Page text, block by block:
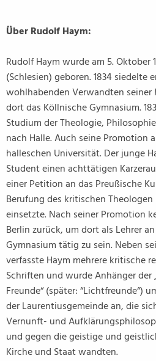
Über Rudolf Haym:
Rudolf Haym wurde am 5. Oktober
(Schlesien) geboren. 1834 siedelte
wohlhabenden Verwandten
dort das Köllnische Gymnasium.
Studium der Theologie,
nach Halle. Auch seine Promotion
halleschen Universität. Der junge
Student einen achttätigen
einer Petition an das Preußische
Berufung des kritischen
einsetzte. Nach seiner Promotion
Berlin zurück, um dort als Lehrer
Gymnasium tätig zu sein. Neben
verfasste Haym mehrere kritische
Schriften und wurde Anhänger der
Freunde“ (später: “Lichtfreunde“)
der Laurentiusgemeinde an, die
Vernunft- und
und gegen die geistige und
Kirche und Staat wandten.